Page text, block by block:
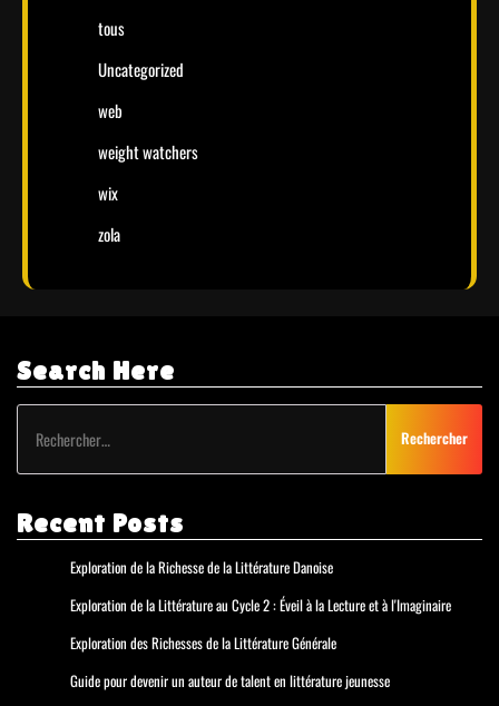
tous
Uncategorized
web
weight watchers
wix
zola
Search Here
Rechercher :
Recent Posts
Exploration de la Richesse de la Littérature Danoise
Exploration de la Littérature au Cycle 2 : Éveil à la Lecture et à l'Imaginaire
Exploration des Richesses de la Littérature Générale
Guide pour devenir un auteur de talent en littérature jeunesse